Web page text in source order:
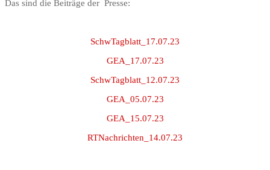
Das sind die Beiträge der Presse:
SchwTagblatt_17.07.23
GEA_17.07.23
SchwTagblatt_12.07.23
GEA_05.07.23
GEA_15.07.23
RTNachrichten_14.07.23